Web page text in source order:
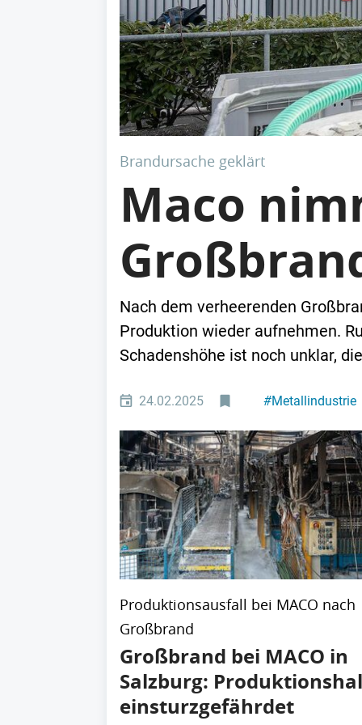
Brandursache geklärt
Maco
Nach dem verheerenden
Produktion wieder aufnehmen.
Schadenshöhe ist noch unklar,
24.02.2025 #Metallindustrie
Produktionsausfall bei MACO nach
Großbrand
Großbrand bei MACO in
Salzburg:
einsturzgefährdet